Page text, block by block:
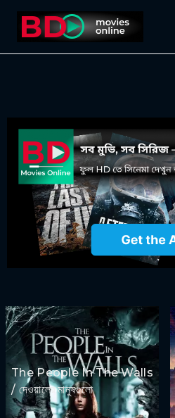
The People In The Walls
/ দেওয়ালের মানুষগুলো